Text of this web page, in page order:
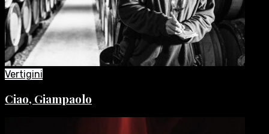
Vertigini
Ciao, Giampaolo